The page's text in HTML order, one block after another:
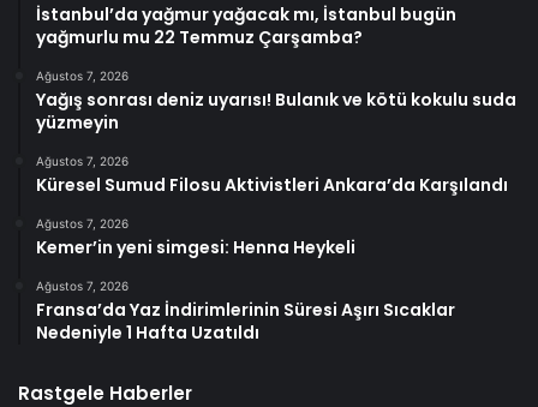
İstanbul’da yağmur yağacak mı, İstanbul bugün
yağmurlu mu 22 Temmuz Çarşamba?
Ağustos 7, 2026
Yağış sonrası deniz uyarısı! Bulanık ve kötü kokulu suda
yüzmeyin
Ağustos 7, 2026
Küresel Sumud Filosu Aktivistleri Ankara’da Karşılandı
Ağustos 7, 2026
Kemer’in yeni simgesi: Henna Heykeli
Ağustos 7, 2026
Fransa’da Yaz İndirimlerinin Süresi Aşırı Sıcaklar
Nedeniyle 1 Hafta Uzatıldı
Rastgele Haberler